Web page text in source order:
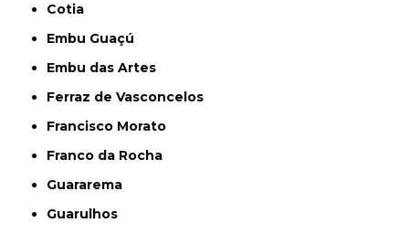
Cotia
Embu Guaçú
Embu das Artes
Ferraz de Vasconcelos
Francisco Morato
Franco da Rocha
Guararema
Guarulhos